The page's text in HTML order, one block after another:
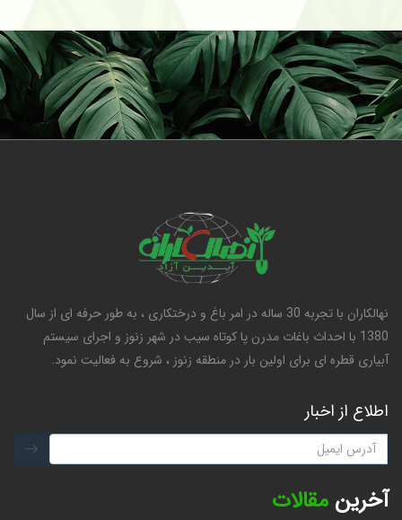
نهالکاران با تجربه 30 ساله در امر باغ و درختکاری ، به طور حرفه ای از سال
1380 با احداث باغات مدرن پا کوتاه سیب در شهر زنوز و اجرای سیستم
آبیاری قطره ای برای اولین بار در منطقه زنوز ، شروع به فعالیت نمود.
اطلاع از اخبار
آخرین مقالات